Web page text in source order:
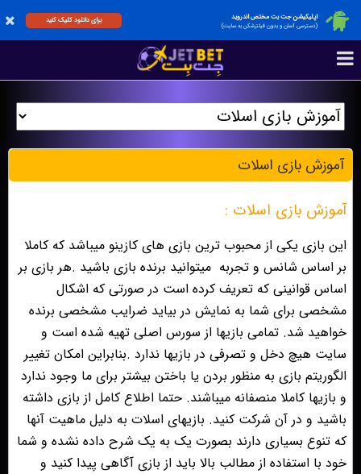
اپلیکیشن جت بت مختص اندروید
(دسترسی آسان و بدون فیلترشکن به سایت)
برای دانلود کلیک کنید
آموزش بازی اسلات
آموزش بازی اسلات :
این بازی یکی از محبوب ترین بازی های کازینو میباشد که کاملا
بر اساس شانس و تجربه میتوانید برنده بازی باشید .هر بازی بر
اساس قوانینی که تعریف کرده است در صورتی که اشکال
مشخصی برای شما به نمایش در بیاید ضرایب مشخصی برنده
خواهید شد. تمامی بازیها از سورس اصلی تهیه شده است و
سایت هیچ دخل و تصرفی در بازیها ندارد .بنابراین امکان تغییر
الگوریتم بازی به منظور بردن یا باختن بیشتر برای ما وجود ندارد
و بازیها کاملا منصفانه میباشند. حتما اطلاع کامل از بازی داشته
باشید و در آن شرکت کنید. بازیهای اسلات به دلیل ماهیت آنها
که تنوع بسیاری دارند بصورت یک به یک شرح داده نشده و شما
خود با استفاده از مطالب بالا باید از بازی آگاهی پیدا کنید و